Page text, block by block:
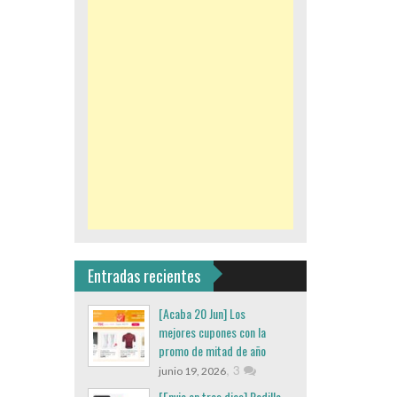
Entradas recientes
[Acaba 20 Jun] Los
mejores cupones con la
promo de mitad de año
junio 19, 2026, 3